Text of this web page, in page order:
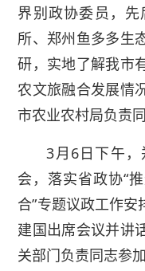
界别政协委员，
所、郑州鱼多多生
研，实地了解我市
农文旅融合发展情
市农业农村局负责
3月6日下午
会，落实省政协“
合”专题议政工作
建国出席会议并讲
关部门负责同志参